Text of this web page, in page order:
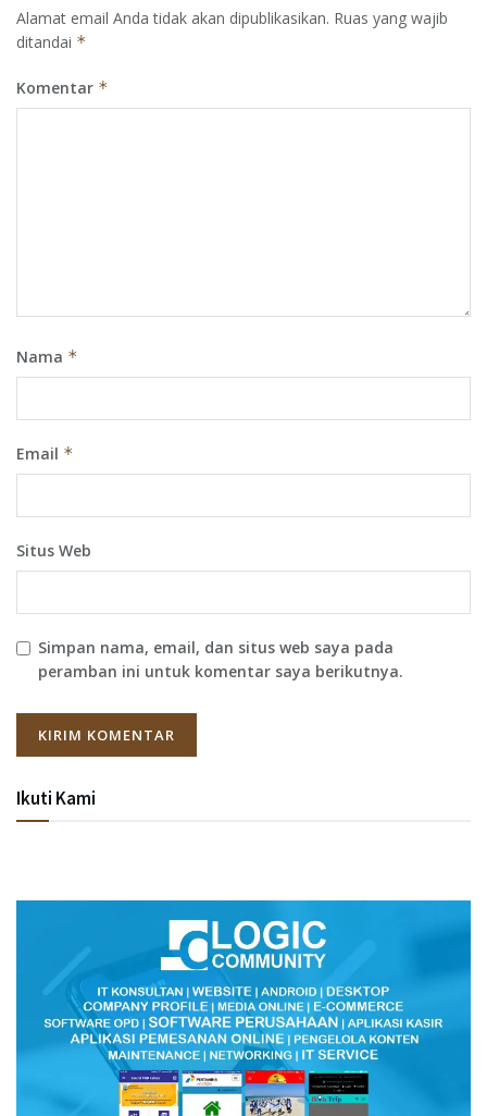
Alamat email Anda tidak akan dipublikasikan. Ruas yang wajib
ditandai *
Komentar *
Nama *
Email *
Situs Web
Simpan nama, email, dan situs web saya pada
peramban ini untuk komentar saya berikutnya.
Ikuti Kami